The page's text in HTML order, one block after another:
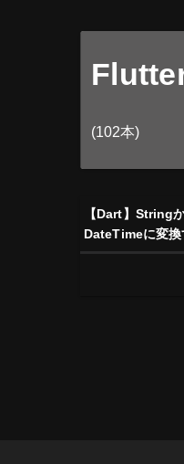
(102本)
【Dart】String
DateTimeに変換